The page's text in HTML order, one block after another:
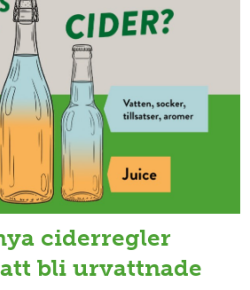
ciderregler
bli urvattnade